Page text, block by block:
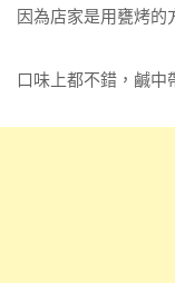
因為店家是用甕烤的
口味上都不錯，鹹中